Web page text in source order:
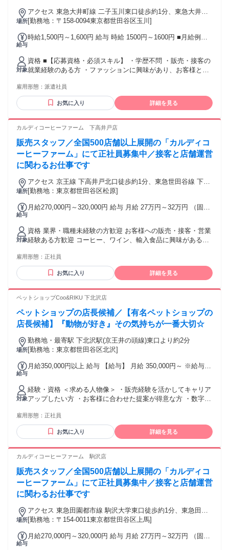
場所
アクセス 東急大井町線 二子玉川東口徒歩約1分、東急大井町
線 二子玉川東口徒歩約1分、東急田園都市線 二子新地東口徒
[勤務地：〒158-0094東京都世田谷区玉川]
給与
時給1,500円～1,600円 給与 時給 1500円～1600円 ■月給例
訳：時給1600円×実働7時間30分×22日) +残業代（1.25倍：1分
単位で支給） ※時給は経験により変動します。 交通費：交通
費支給 【交通費全額支給】
対象
資格 ■【応募資格・必須スキル】 ・学歴不問 ・販売・接客の
就業経験のある方 ・ファッションに興味があり、お客様との
会話が出来る方 ■【エントリー】 ご興味のある方はお気軽に
【エントリー】から （まずはご相談だけでも歓迎です） 〇お
電話・WEBで登録OK！（30分程度） 〇「給与前払サービ
雇用形態： 派遣社員
お気に入り 詳細を見る
カルディコーヒーファーム 下高井戸店
販売スタッフ／全国500店舗以上展開の「カルディコ
ーヒーファーム」にて正社員募集中／接客と店舗運営
に関わるお仕事です
場所
アクセス 京王線 下高井戸北口徒歩約1分、東急世田谷線 下高
井戸東口徒歩約1分、東急世田谷線 松原（東京都）徒歩約10
集を締め切る場合あり
[勤務地：東京都世田谷区松原]
給与
月給270,000円～320,000円 給与 月給 27万円～32万円 （固定
円～3万6500円（固定残業時間：15時間） 固定残業時間を超
えた勤務時間については別途残業代を支給する ※東京都市圏
調整給(月1万円)含む（一都三県配属に限り） 【手当】 ◆遅番
手当（19時から22時の勤務に対して ＋200円/時間 を支給）
【昇給】昇給・昇格あり 【賞与】年2回※業績による（昨年実
績2回支給） ※当社では定額残業代を支給しておりますが求人
情報内では固定残業代と記載しています。
対象
資格 業界・職種未経験の方歓迎 お客様への販売・接客・営業
経験ある方歓迎 コーヒー、ワイン、輸入食品に興味がある方
食ホール、営業、携帯販売、ホテル・観光業界フロント、 航
空業界グランドスタッフ・CAなど対面での接客経験ある方が
中心で活躍中 ◆ 例外事由2号：お酒のテイスティング業務が
とした早番・遅番での8時間シフト制勤務（土日祝含む）が可
合がございます) ※本求人は中途採用枠となり、新卒採用とは
選考枠が異なります
雇用形態： 正社員
お気に入り 詳細を見る
ペットショップCoo&RIKU 下北沢店
ペットショップの店長候補／【有名ペットショップの
店長候補】『動物が好き』その気持ちが一番大切☆
場所
勤務地・最寄駅 下北沢駅(京王井の頭線)東口より約2分
[勤務地：東京都世田谷区北沢]
給与
月給350,000円以上 給与 【給与】 月給 350,000円～ ※給与は
えた勤務時間については、別途残業代を支給します 【交通
費】 23,000円を上限に支給
対象
経験・資格 ＜求める人物像＞ ・販売経験を活かしてキャリア
アップしたい方 ・お客様に合わせた提案が得意な方 ・数字を
して成果を出したい方 ・フィードバックを素直に受け入れ、
行動を変えられる方 ＜歓迎＞ ・ペットショップ販売経験者
・携帯販売、家電販売、アパレル、リユース経験者 ・自動車
店舗目標を追った経験がある方 ・インセンティブ営業経験者
ん！ ※65歳未満の方 (定年制の為：例外事由1号)
雇用形態： 正社員
お気に入り 詳細を見る
カルディコーヒーファーム 駒沢店
販売スタッフ／全国500店舗以上展開の「カルディコ
ーヒーファーム」にて正社員募集中／接客と店舗運営
に関わるお仕事です
場所
アクセス 東急田園都市線 駒沢大学東口徒歩約1分、東急田園
都市線 三軒茶屋南口B徒歩約20分、東急世田谷線 三軒茶屋世
により記載店舗の募集を締め切る場合あり
[勤務地：〒154-0011東京都世田谷区上馬]
給与
月給270,000円～320,000円 給与 月給 27万円～32万円 （固定